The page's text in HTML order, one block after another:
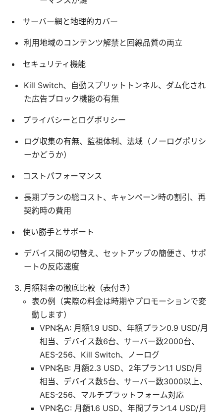
サーバー網と地理的カバー
利用地域のコンテンツ解禁と回線品質の両立
セキュリティ機能
Kill Switch、自動スプリットトンネル、ダム化され
た広告ブロック機能の有無
プライバシーとログポリシー
ログ収集の有無、監視体制、法域（ノーログポリシ
ーかどうか）
コストパフォーマンス
長期プランの総コスト、キャンペーン時の割引、再
契約時の費用
使い勝手とサポート
デバイス間の切替え、セットアップの簡便さ、サポ
ートの反応速度
月額料金の徹底比較（表付き）
表の例（実際の料金は時期やプロモーションで変
動します）
VPN名A: 月額1.9 USD、年額プラン0.9 USD/月
相当、デバイス数6台、サーバー数2000台、
AES-256、Kill Switch、ノーログ
VPN名B: 月額2.3 USD、2年プラン1.1 USD/月
相当、デバイス数5台、サーバー数3000以上、
AES-256、マルチプラットフォーム対応
VPN名C: 月額1.6 USD、年間プラン1.4 USD/月